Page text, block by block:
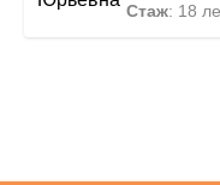
Стаж: 18